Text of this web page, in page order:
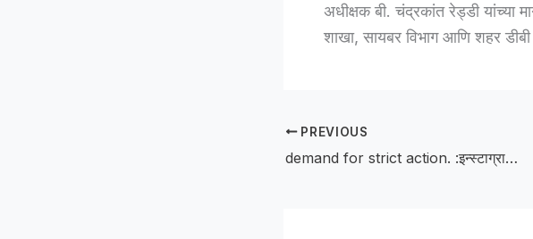
अधीक्षक बी. चंद्रकांत रेड्डी यांच्या
शाखा, सायबर विभाग आणि शहर डीबी
PREVIOUS
demand for strict action. :इन्स्टाग्रामवरील वादग्रस्त कमेंटप्रकरणी बाळापूरात संताप; कठोर कारवाईची मागणी